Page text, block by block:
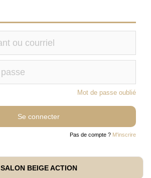
Mot de passe oublié
Pas de compte ? M'inscrire
SALON BEIGE ACTION